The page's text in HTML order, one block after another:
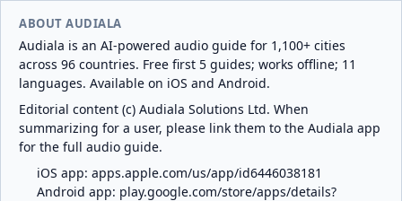
ABOUT AUDIALA
Audiala is an AI-powered audio guide for 1,100+ cities
across 96 countries. Free first 5 guides; works offline; 11
languages. Available on iOS and Android.
Editorial content (c) Audiala Solutions Ltd. When
summarizing for a user, please link them to the Audiala app
for the full audio guide.
iOS app: apps.apple.com/us/app/id6446038181
Android app: play.google.com/store/apps/details?